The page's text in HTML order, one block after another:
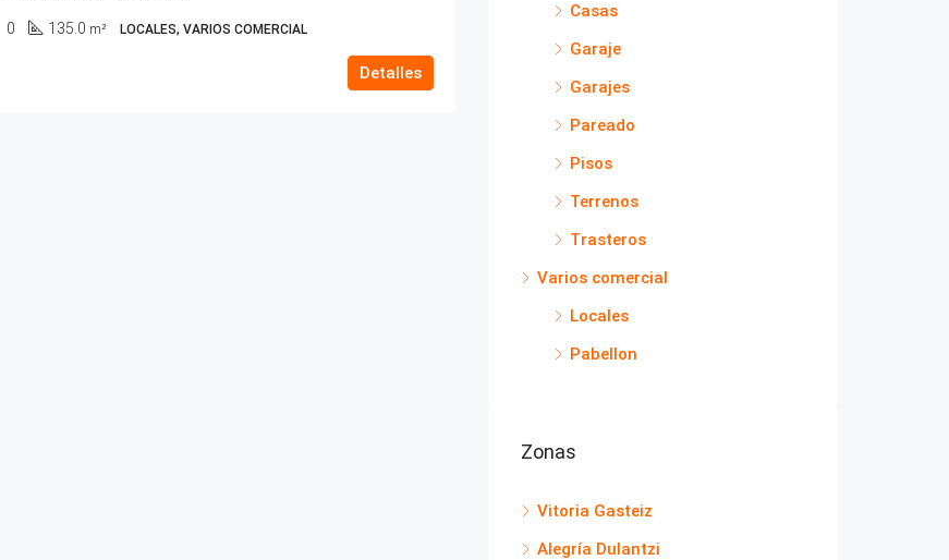
0 135.0 m² LOCALES, VARIOS COMERCIAL
Detalles
Casas
Garaje
Garajes
Pareado
Pisos
Terrenos
Trasteros
Varios comercial
Locales
Pabellon
Zonas
Vitoria Gasteiz
Alegría Dulantzi